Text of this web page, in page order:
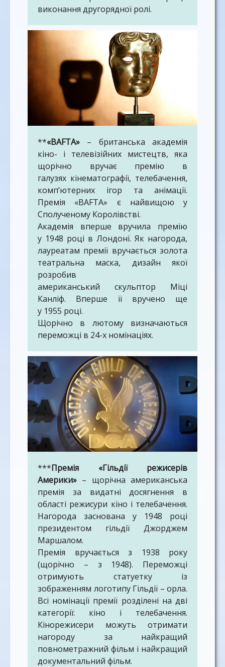
виконання другорядної ролі.
**«BAFTA» – британська академія
кіно- і телевізійних мистецтв, яка
щорічно вручає премію в
галузях кінематографії, телебачення,
комп’ютерних ігор та анімації.
Премія «BAFTA» є найвищою у
Сполученому Королівстві.
Академія вперше вручила премію
у 1948 році в Лондоні. Як нагорода,
лауреатам премії вручається золота
театральна маска, дизайн якої
розробив
американський скульптор Міці
Канліф. Вперше її вручено ще
у 1955 році.
Щорічно в лютому визначаються
переможці в 24-х номінаціях.
***Премія «Гільдії режисерів
Америки» – щорічна американська
премія за видатні досягнення в
області режисури кіно і телебачення.
Нагорода заснована у 1948 році
президентом гільдії Джорджем
Маршалом.
Премія вручається з 1938 року
(щорічно – з 1948). Переможці
отримують статуетку із
зображенням логотипу Гільдії – орла.
Всі номінації премії розділені на дві
категорії: кіно і телебачення.
Кінорежисери можуть отримати
нагороду за найкращий
повнометражний фільм і найкращий
документальний фільм.